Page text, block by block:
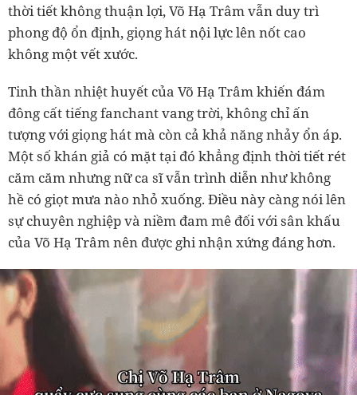
thời tiết không thuận lợi, Võ Hạ Trâm vẫn duy trì
phong độ ổn định, giọng hát nội lực lên nốt cao
không một vết xước.
Tinh thần nhiệt huyết của Võ Hạ Trâm khiến đám
đông cất tiếng fanchant vang trời, không chỉ ấn
tượng với giọng hát mà còn cả khả năng nhảy ổn áp.
Một số khán giả có mặt tại đó khẳng định thời tiết rét
căm căm nhưng nữ ca sĩ vẫn trình diễn như không
hề có giọt mưa nào nhỏ xuống. Điều này càng nói lên
sự chuyên nghiệp và niềm đam mê đối với sân khấu
của Võ Hạ Trâm nên được ghi nhận xứng đáng hơn.